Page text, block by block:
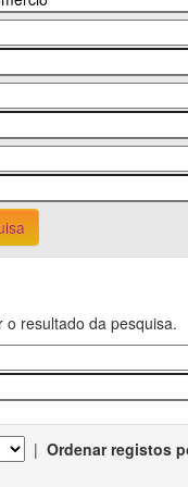
o resultado da pesquisa.
| Ordenar registos